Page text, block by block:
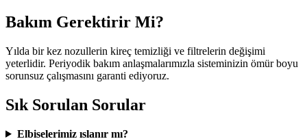
Bakım Gerektirir Mi?
Yılda bir kez nozullerin kireç temizliği ve filtrelerin değişimi
yeterlidir. Periyodik bakım anlaşmalarımızla sisteminizin ömür boyu
sorunsuz çalışmasını garanti ediyoruz.
Sık Sorulan Sorular
Elbiselerimiz ıslanır mı?